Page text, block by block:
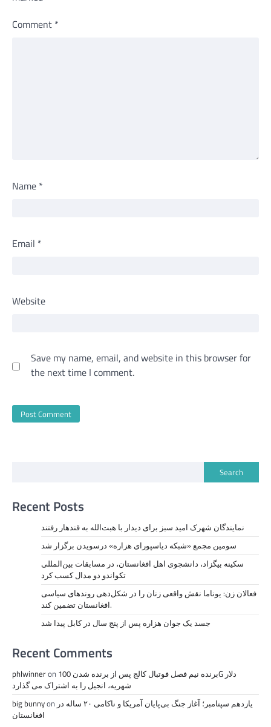
Comment *
Name *
Email *
Website
Save my name, email, and website in this browser for
the next time I comment.
Search
Recent Posts
نمايندگان شهرک امید سبز برای دیدار با هبت‌الله به قندهار رفتند
سومین مجمع «شبکه دیاسپورای هزاره» درسویدن برگزار شد
سکینه بیگزاد، دانشجوی اهل افغانستان، در مسابقات بین‌المللی
تکواندو دو مدال کسب کرد
فعالان زن: یوناما نقش واقعی زنان را در شکل‌دهی روندهای سیاسی
افغانستان تضمین کند.
جسد یک جوان هزاره پس از پنج سال در کابل پیدا شد
Recent Comments
phlwinneron برنده نیم فصل فوتبال کالج پس از برنده شدن 100G دلار
شهریه، انجیل را به اشتراک می گذارد
big bunnyon یازدهم سپتامبر؛ آغاز جنگ بی‌پایان آمریکا و ناکامی ۲۰ ساله در
افغانستان